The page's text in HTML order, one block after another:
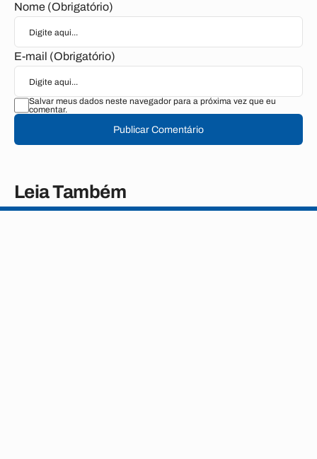
Nome (Obrigatório)
E-mail (Obrigatório)
Salvar meus dados neste navegador para a próxima vez que eu
comentar.
Publicar Comentário
Leia Também